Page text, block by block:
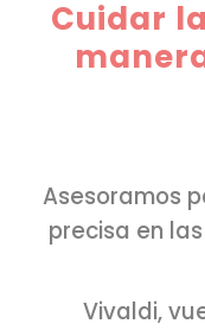
Cuidar
Asesoramos
precisa en
Vivaldi,